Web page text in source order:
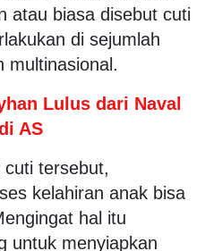
atau biasa disebut cuti
di sejumlah
multinasional.
Lulus dari Naval
AS
tersebut,
kelahiran anak bisa
hal itu
untuk menyiapkan